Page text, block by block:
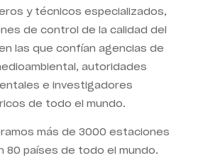
y técnicos especializados,
de control de la calidad del
las que confían agencias de
autoridades
e investigadores
de todo el mundo.
más de 3000 estaciones
80 países de todo el mundo.